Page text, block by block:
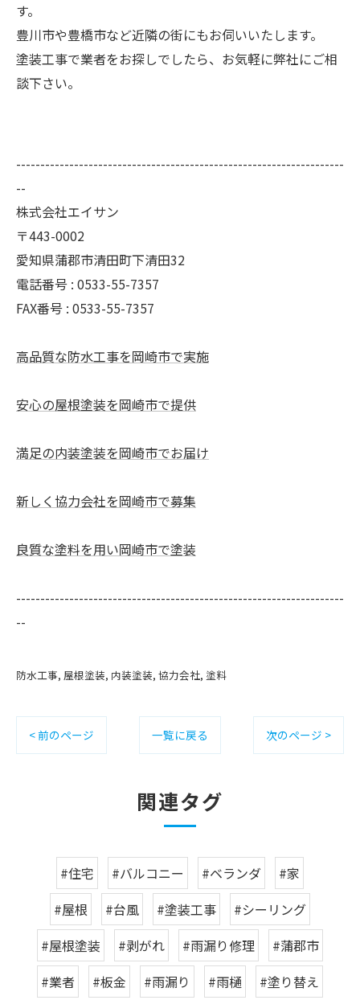
す。
豊川市や豊橋市など近隣の街にもお伺いいたします。
塗装工事で業者をお探しでしたら、お気軽に弊社にご相
談下さい。
--------------------------------------------------------------------
--
株式会社エイサン
〒443-0002
愛知県蒲郡市清田町下清田32
電話番号 : 0533-55-7357
FAX番号 : 0533-55-7357
高品質な防水工事を岡崎市で実施
安心の屋根塗装を岡崎市で提供
満足の内装塗装を岡崎市でお届け
新しく協力会社を岡崎市で募集
良質な塗料を用い岡崎市で塗装
--------------------------------------------------------------------
--
防水工事 屋根塗装 内装塗装 協力会社 塗料
< 前のページ 一覧に戻る 次のページ >
関連タグ
#住宅 #バルコニー #ベランダ
#家
#屋根
#台風 #塗装工事
#シーリング
#屋根塗装
#剥がれ #雨漏り修理
#蒲郡市
#業者
#板金 #雨漏り #雨樋 #塗り替え